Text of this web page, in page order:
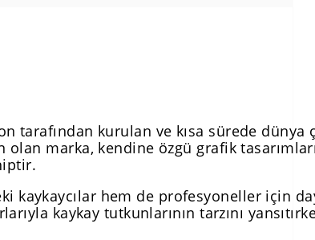
tarafından kurulan ve kısa sürede dünya
marka, kendine özgü grafik
kaykaycılar hem de profesyoneller için
kaykay tutkunlarının tarzını